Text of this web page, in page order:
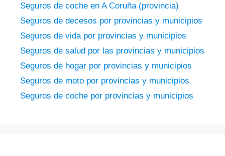
Seguros de coche en A Coruña (provincia)
Seguros de decesos por provincias y municipios
Seguros de vida por provincias y municipios
Seguros de salud por las provincias y municipios
Seguros de hogar por provincias y municipios
Seguros de moto por provincias y municipios
Seguros de coche por provincias y municipios